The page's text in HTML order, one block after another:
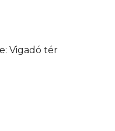
Vigadó tér